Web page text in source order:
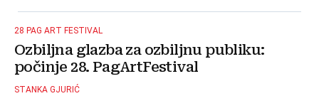
28 PAG ART FESTIVAL
Ozbiljna glazba za ozbiljnu publiku:
počinje 28. PagArtFestival
STANKA GJURIĆ